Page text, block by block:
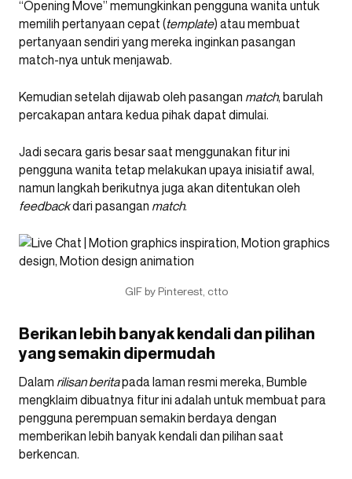
“Opening Move” memungkinkan pengguna wanita untuk
memilih pertanyaan cepat (template) atau membuat
pertanyaan sendiri yang mereka inginkan pasangan
match-nya untuk menjawab.
Kemudian setelah dijawab oleh pasangan match, barulah
percakapan antara kedua pihak dapat dimulai.
Jadi secara garis besar saat menggunakan fitur ini
pengguna wanita tetap melakukan upaya inisiatif awal,
namun langkah berikutnya juga akan ditentukan oleh
feedbackdari pasangan match.
GIF by Pinterest, ctto
Berikan lebih banyak kendali dan pilihan
yang semakin dipermudah
Dalam rilisan beritapada laman resmi mereka, Bumble
mengklaim dibuatnya fitur ini adalah untuk membuat para
pengguna perempuan semakin berdaya dengan
memberikan lebih banyak kendali dan pilihan saat
berkencan.